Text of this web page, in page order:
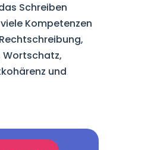
Schreiben
Kompetenzen
und